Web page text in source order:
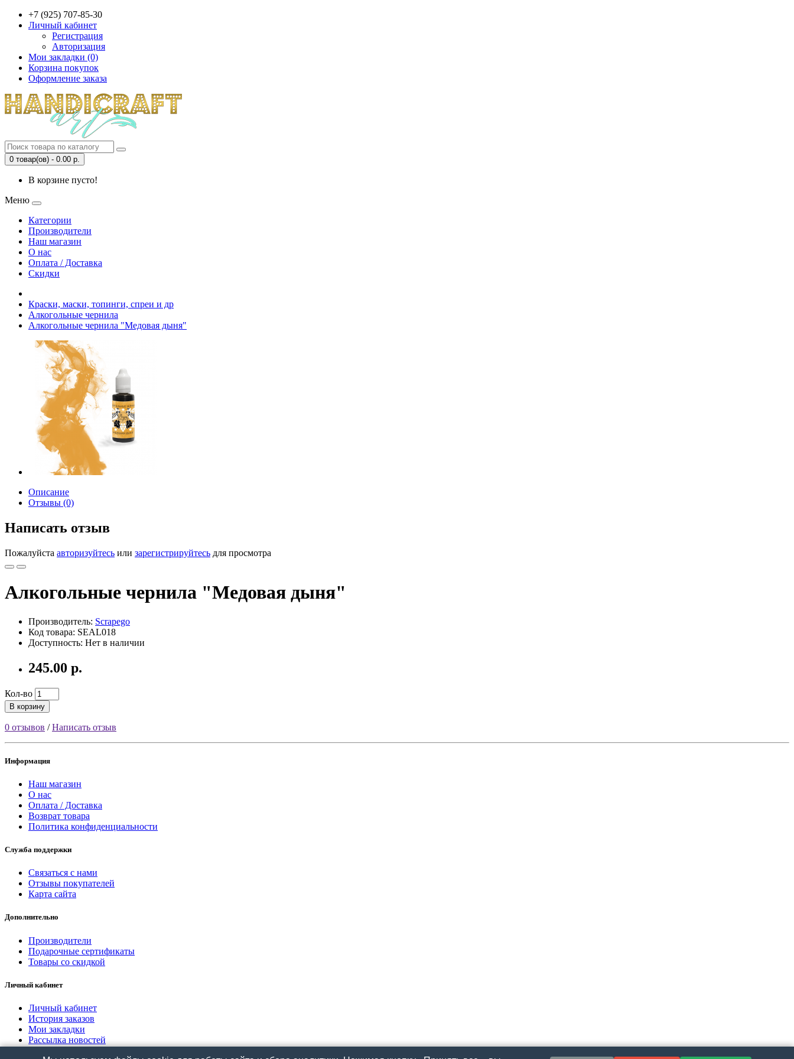
+7 (925) 707-85-30
Личный кабинет
Регистрация
Авторизация
Мои закладки (0)
Корзина покупок
Оформление заказа
0 товар(ов) - 0.00 р.
В корзине пусто!
Меню
Категории
Производители
Наш магазин
О нас
Оплата / Доставка
Скидки
Краски, маски, топинги, спреи и др
Алкогольные чернила
Алкогольные чернила "Медовая дыня"
Описание
Отзывы (0)
Написать отзыв
Пожалуйста авторизуйтесь или зарегистрируйтесь для просмотра
Алкогольные чернила "Медовая дыня"
Производитель: Scrapego
Код товара: SEAL018
Доступность: Нет в наличии
245.00 р.
Кол-во
В корзину
0 отзывов /Написать отзыв
Информация
Наш магазин
О нас
Оплата / Доставка
Возврат товара
Политика конфиденциальности
Служба поддержки
Связаться с нами
Отзывы покупателей
Карта сайта
Дополнительно
Производители
Подарочные сертификаты
Товары со скидкой
Личный кабинет
Личный кабинет
История заказов
Мои закладки
Рассылка новостей